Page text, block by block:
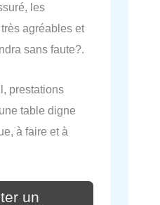
les
agréables et
sans faute?.
prestations
table digne
à faire et à
un